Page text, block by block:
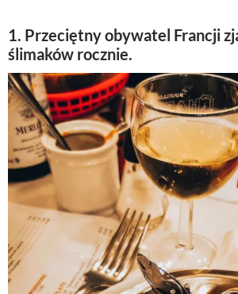
1. Przeciętny obywatel Francji
ślimaków rocznie.